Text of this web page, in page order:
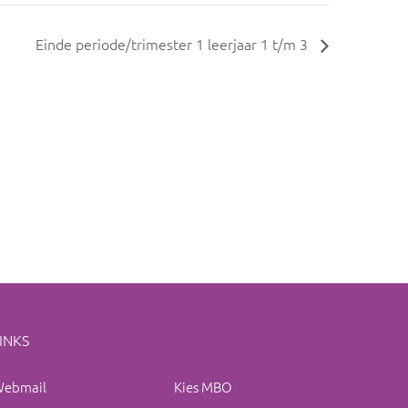
Einde periode/trimester 1 leerjaar 1 t/m 3
Kies MBO